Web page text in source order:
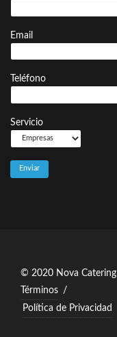
Email
Teléfono
Servicio
© 2020 Nova Catering
Términos /
Política de Privacidad